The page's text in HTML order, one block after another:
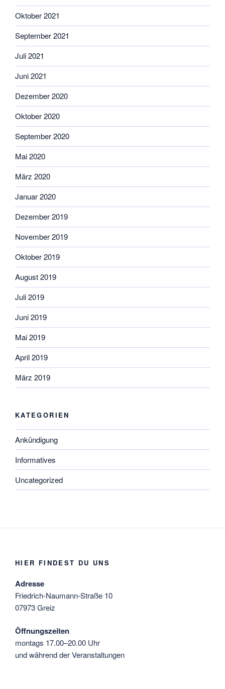
Oktober 2021
September 2021
Juli 2021
Juni 2021
Dezember 2020
Oktober 2020
September 2020
Mai 2020
März 2020
Januar 2020
Dezember 2019
November 2019
Oktober 2019
August 2019
Juli 2019
Juni 2019
Mai 2019
April 2019
März 2019
KATEGORIEN
Ankündigung
Informatives
Uncategorized
HIER FINDEST DU UNS
Adresse
Friedrich-Naumann-Straße 10
07973 Greiz
Öffnungszeiten
montags 17.00–20.00 Uhr
und während der Veranstaltungen